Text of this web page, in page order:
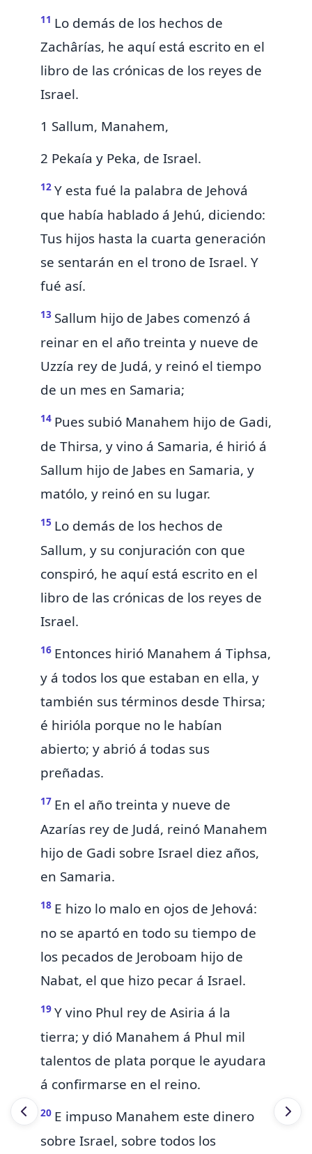
11 Lo demás de los hechos de
Zachârías, he aquí está escrito en el
libro de las crónicas de los reyes de
Israel.
1 Sallum, Manahem,
2 Pekaía y Peka, de Israel.
12 Y esta fué la palabra de Jehová
que había hablado á Jehú, diciendo:
Tus hijos hasta la cuarta generación
se sentarán en el trono de Israel. Y
fué así.
13 Sallum hijo de Jabes comenzó á
reinar en el año treinta y nueve de
Uzzía rey de Judá, y reinó el tiempo
de un mes en Samaria;
14 Pues subió Manahem hijo de Gadi,
de Thirsa, y vino á Samaria, é hirió á
Sallum hijo de Jabes en Samaria, y
matólo, y reinó en su lugar.
15 Lo demás de los hechos de
Sallum, y su conjuración con que
conspiró, he aquí está escrito en el
libro de las crónicas de los reyes de
Israel.
16 Entonces hirió Manahem á Tiphsa,
y á todos los que estaban en ella, y
también sus términos desde Thirsa;
é hirióla porque no le habían
abierto; y abrió á todas sus
preñadas.
17 En el año treinta y nueve de
Azarías rey de Judá, reinó Manahem
hijo de Gadi sobre Israel diez años,
en Samaria.
18 E hizo lo malo en ojos de Jehová:
no se apartó en todo su tiempo de
los pecados de Jeroboam hijo de
Nabat, el que hizo pecar á Israel.
19 Y vino Phul rey de Asiria á la
tierra; y dió Manahem á Phul mil
talentos de plata porque le ayudara
á confirmarse en el reino.
20 E impuso Manahem este dinero
sobre Israel, sobre todos los